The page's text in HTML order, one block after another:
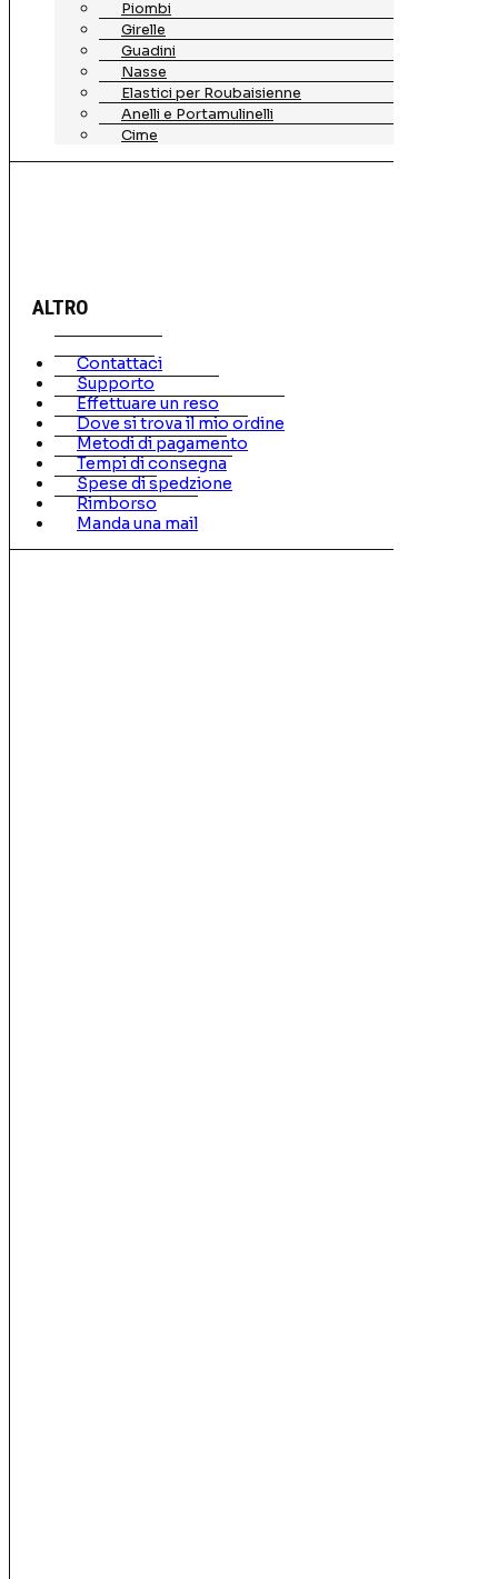
Piombi
Girelle
Guadini
Nasse
Elastici per Roubaisienne
Anelli e Portamulinelli
Cime
ALTRO
Contattaci
Supporto
Effettuare un reso
Dove si trova il mio ordine
Metodi di pagamento
Tempi di consegna
Spese di spedzione
Rimborso
Manda una mail